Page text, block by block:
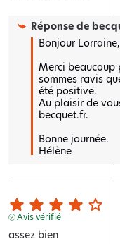
Réponse de
Bonjour Lorraine,
Merci beaucoup
sommes ravis
été positive.
Au plaisir de
becquet.fr.
Bonne journée.
Hélène
Avis vérifié
assez bien